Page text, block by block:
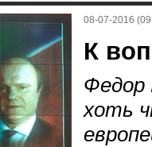
08-07-2016
К
Федор
хоть